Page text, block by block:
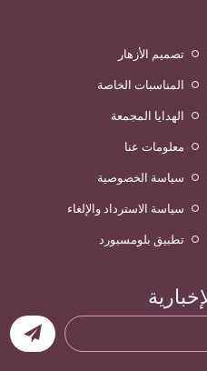
تصميم الأزهار
المناسبات الخاصة
الهدايا المجمعة
معلومات عنا
سياسة الخصوصية
سياسة الاسترداد والإلغاء
تطبيق بلومسبورد